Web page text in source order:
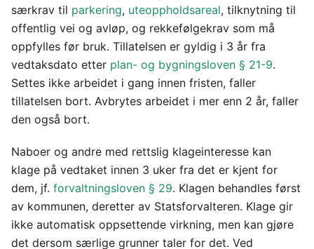
særkrav til parkering, uteoppholdsareal, tilknytning til
offentlig vei og avløp, og rekkefølgekrav som må
oppfylles før bruk. Tillatelsen er gyldig i 3 år fra
vedtaksdato etter plan- og bygningsloven § 21-9.
Settes ikke arbeidet i gang innen fristen, faller
tillatelsen bort. Avbrytes arbeidet i mer enn 2 år, faller
den også bort.
Naboer og andre med rettslig klageinteresse kan
klage på vedtaket innen 3 uker fra det er kjent for
dem, jf. forvaltningsloven § 29. Klagen behandles først
av kommunen, deretter av Statsforvalteren. Klage gir
ikke automatisk oppsettende virkning, men kan gjøre
det dersom særlige grunner taler for det. Ved